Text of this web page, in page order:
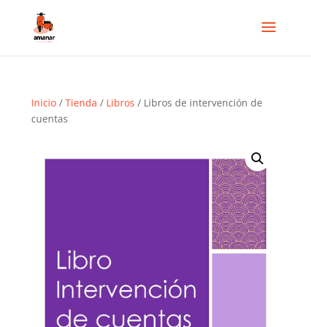
Inicio/ Tienda / Libros / Libros de intervención de
cuentas